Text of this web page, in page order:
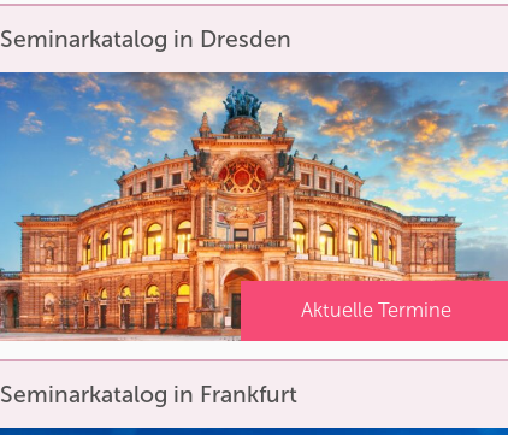
Seminarkatalog in Dresden
Aktuelle Termine
Seminarkatalog in Frankfurt